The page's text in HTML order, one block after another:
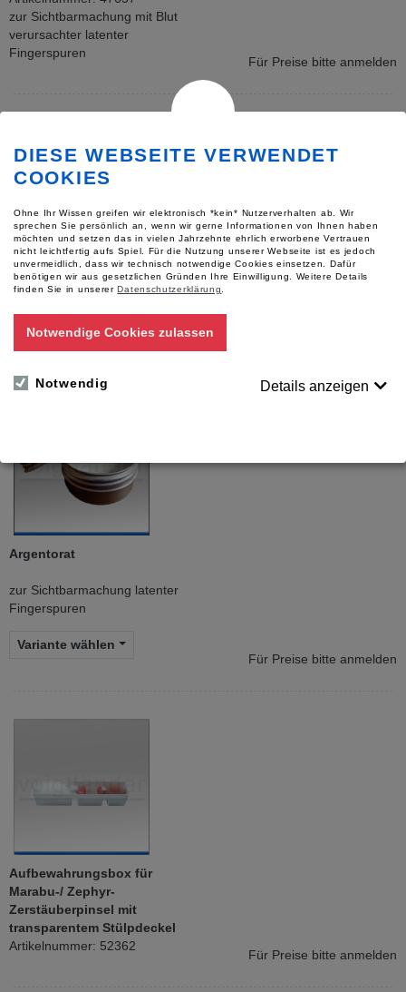
zur Sichtbarmachung mit Blut
verursachter latenter
Fingerspuren
Für Preise bitte anmelden
Ardrox, Lösung, 500ml, in
Sprühflasche
Artikelnummer: 47181
fluoreszierend (Kontrastmittel)
Argentorat
zur Sichtbarmachung latenter
Fingerspuren
Variante wählen
Für Preise bitte anmelden
Aufbewahrungsbox für
Marabu-/ Zephyr-
Zerstäuberpinsel mit
transparentem Stülpdeckel
Artikelnummer: 52362
Für Preise bitte anmelden
DIESE WEBSEITE VERWENDET
COOKIES
Ohne Ihr Wissen greifen wir elektronisch *kein* Nutzerverhalten ab. Wir
sprechen Sie persönlich an, wenn wir gerne Informationen von Ihnen haben
möchten und setzen das in vielen Jahrzehnte ehrlich erworbene Vertrauen
nicht leichtfertig aufs Spiel. Für die Nutzung unserer Webseite ist es jedoch
unvermeidlich, dass wir technisch notwendige Cookies einsetzen. Dafür
benötigen wir aus gesetzlichen Gründen Ihre Einwilligung.
Weitere Details
finden Sie in unsererDatenschutzerklärung
Notwendige Cookies zulassen
Notwendig Details anzeigen